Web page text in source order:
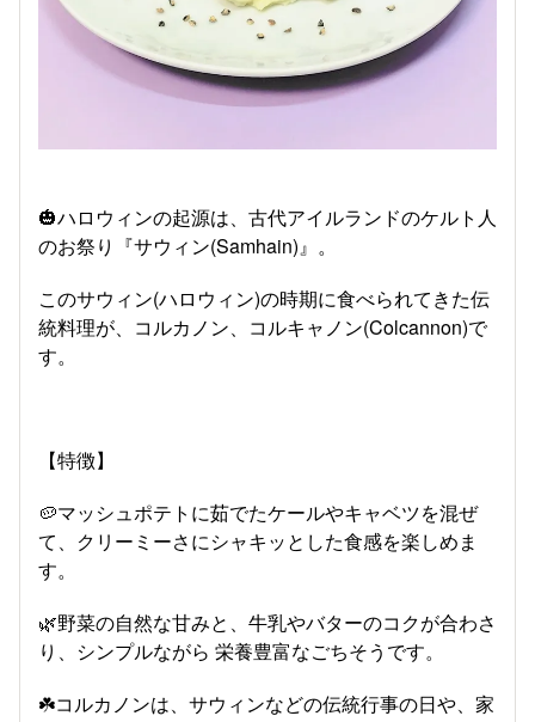
🎃ハロウィンの起源は、古代アイルランドのケルト人
のお祭り『サウィン(Samhain)』。
このサウィン(ハロウィン)の時期に食べられてきた伝
統料理が、コルカノン、コルキャノン(Colcannon)で
す。
【特徴】
🥔マッシュポテトに茹でたケールやキャベツを混ぜ
て、クリーミーさにシャキッとした食感を楽しめま
す。
🌿野菜の自然な甘みと、牛乳やバターのコクが合わさ
り、シンプルながら 栄養豊富なごちそうです。
☘️コルカノンは、サウィンなどの伝統行事の日や、家